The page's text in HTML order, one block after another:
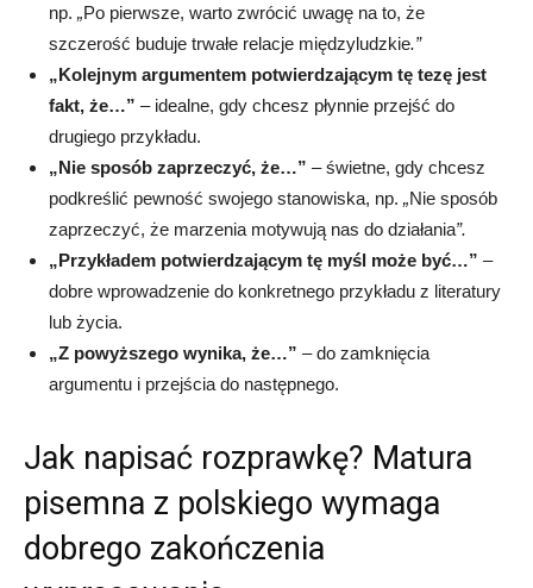
np. „Po pierwsze, warto zwrócić uwagę na to, że
szczerość buduje trwałe relacje międzyludzkie.”
„Kolejnym argumentem potwierdzającym tę tezę jest
fakt, że…” – idealne, gdy chcesz płynnie przejść do
drugiego przykładu.
„Nie sposób zaprzeczyć, że…” – świetne, gdy chcesz
podkreślić pewność swojego stanowiska, np. „Nie sposób
zaprzeczyć, że marzenia motywują nas do działania”.
„Przykładem potwierdzającym tę myśl może być…” –
dobre wprowadzenie do konkretnego przykładu z literatury
lub życia.
„Z powyższego wynika, że…” – do zamknięcia
argumentu i przejścia do następnego.
Jak napisać rozprawkę? Matura
pisemna z polskiego wymaga
dobrego zakończenia